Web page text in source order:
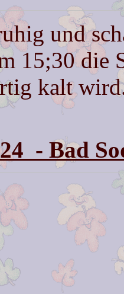
und
15;30 die
kalt
- Bad